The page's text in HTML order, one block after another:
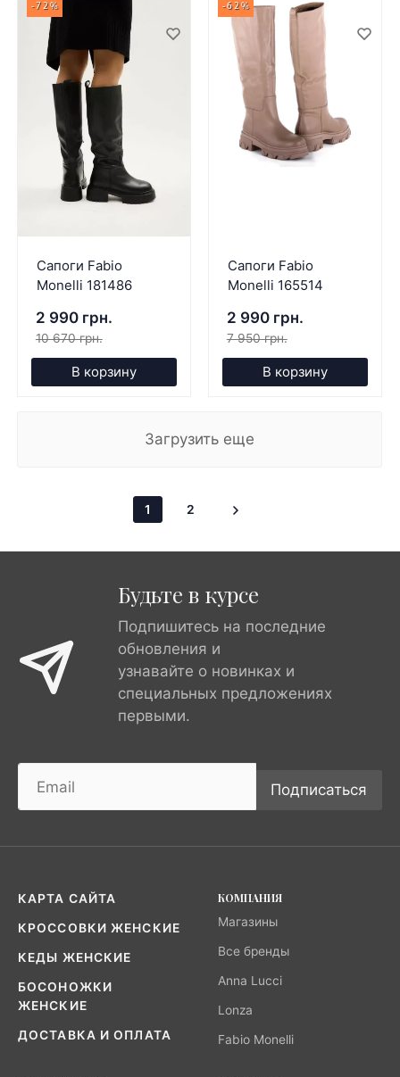
-72%
Сапоги Fabio
Monelli 181486
2 990 грн.
10 670 грн.
В корзину
-62%
Сапоги Fabio
Monelli 165514
2 990 грн.
7 950 грн.
В корзину
Загрузить еще
1 2
Будьте в курсе
Подпишитесь на последние
обновления и
узнавайте о новинках и
специальных предложениях
первыми.
Подписаться
КАРТА САЙТА
КРОССОВКИ ЖЕНСКИЕ
КЕДЫ ЖЕНСКИЕ
БОСОНОЖКИ
ЖЕНСКИЕ
ДОСТАВКА И ОПЛАТА
КОМПАНИЯ
Магазины
Все бренды
Anna Lucci
Lonza
Fabio Monelli